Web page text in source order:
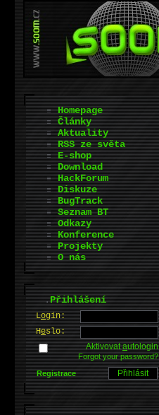
Homepage
Články
Aktuality
RSS ze světa
E-shop
Download
HackForum
Diskuze
BugTrack
Seznam BT
Odkazy
Konference
Projekty
O nás
.Přihlášení
Login:
Heslo:
Aktivovatautologin
Forgot your password?
Registrace